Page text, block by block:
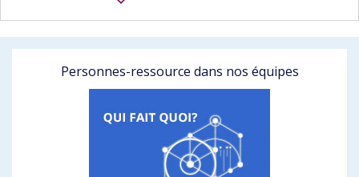
Personnes-ressource dans nos équipes